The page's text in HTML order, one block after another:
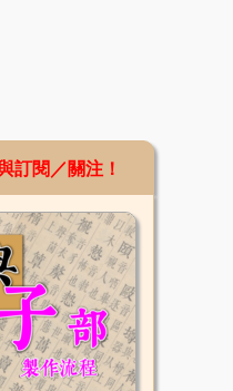
訂閱／關注！